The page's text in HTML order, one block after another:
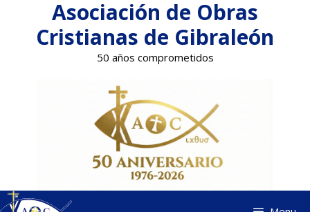
contenido
Asociación de Obras
Cristianas de Gibraleón
50 años comprometidos